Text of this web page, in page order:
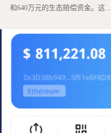
和640万元的生态赔偿资金。这...